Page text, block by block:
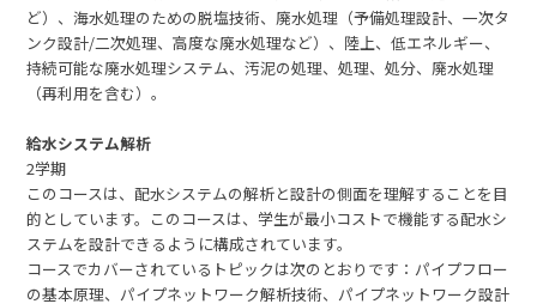
ど）、海水処理のための脱塩技術、廃水処理（予備処理設計、一次タ
ンク設計/二次処理、高度な廃水処理など）、陸上、低エネルギー、
持続可能な廃水処理システム、汚泥の処理、処理、処分、廃水処理
（再利用を含む）。
給水システム解析
2学期
このコースは、配水システムの解析と設計の側面を理解することを目
的としています。このコースは、学生が最小コストで機能する配水シ
ステムを設計できるように構成されています。
コースでカバーされているトピックは次のとおりです：パイプフロー
の基本原理、パイプネットワーク解析技術、パイプネットワーク設計